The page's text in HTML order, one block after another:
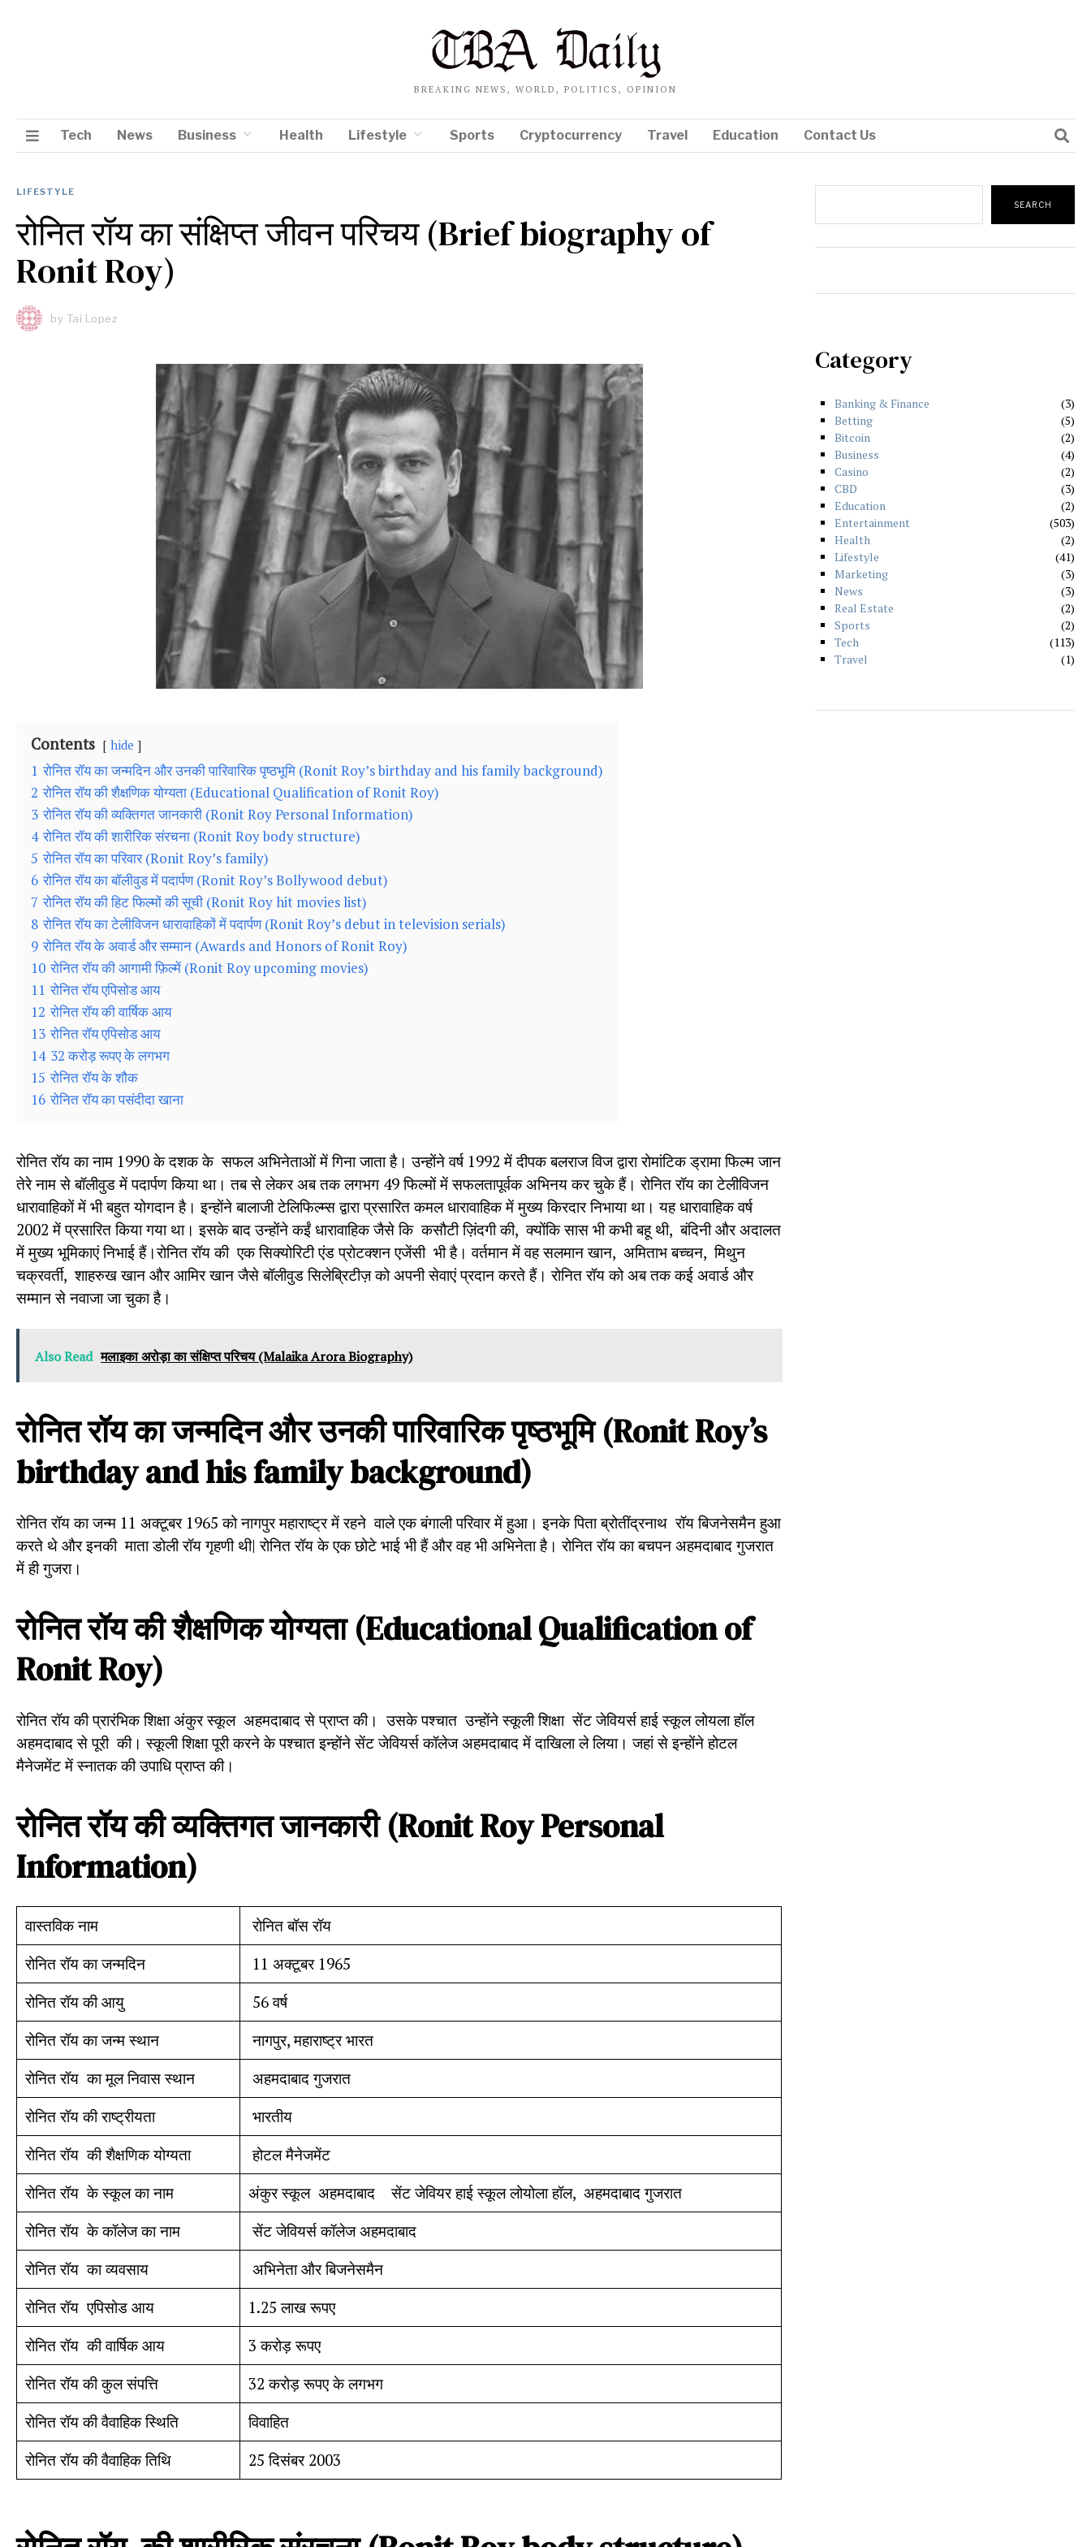
BREAKING NEWS, WORLD, POLITICS, OPINION
Tech News Business Health Lifestyle Sports Cryptocurrency Travel Education Contact Us
LIFESTYLE
रोनित रॉय का संक्षिप्त जीवन परिचय (Brief biography of
Ronit Roy)
by Tai Lopez
Contents hide
1 रोनित रॉय का जन्मदिन और उनकी पारिवारिक पृष्ठभूमि (Ronit Roy’s birthday and his family background)
2 रोनित रॉय की शैक्षणिक योग्यता (Educational Qualification of Ronit Roy)
3 रोनित रॉय की व्यक्तिगत जानकारी (Ronit Roy Personal Information)
4 रोनित रॉय की शारीरिक संरचना (Ronit Roy body structure)
5 रोनित रॉय का परिवार (Ronit Roy’s family)
6 रोनित रॉय का बॉलीवुड में पदार्पण (Ronit Roy’s Bollywood debut)
7 रोनित रॉय की हिट फिल्मों की सूची (Ronit Roy hit movies list)
8 रोनित रॉय का टेलीविजन धारावाहिकों में पदार्पण (Ronit Roy’s debut in television serials)
9 रोनित रॉय के अवार्ड और सम्मान (Awards and Honors of Ronit Roy)
10 रोनित रॉय की आगामी फ़िल्में (Ronit Roy upcoming movies)
11 रोनित रॉय एपिसोड आय
12 रोनित रॉय की वार्षिक आय
13 रोनित रॉय एपिसोड आय
14 32 करोड़ रूपए के लगभग
15 रोनित रॉय के शौक
16 रोनित रॉय का पसंदीदा खाना
रोनित रॉय का नाम 1990 के दशक के सफल अभिनेताओं में गिना जाता है। उन्होंने वर्ष 1992 में दीपक बलराज विज द्वारा रोमांटिक ड्रामा फिल्म जान
तेरे नाम से बॉलीवुड में पदार्पण किया था। तब से लेकर अब तक लगभग 49 फिल्मों में सफलतापूर्वक अभिनय कर चुके हैं। रोनित रॉय का टेलीविजन
धारावाहिकों में भी बहुत योगदान है। इन्होंने बालाजी टेलिफिल्म्स द्वारा प्रसारित कमल धारावाहिक में मुख्य किरदार निभाया था। यह धारावाहिक वर्ष
2002 में प्रसारित किया गया था। इसके बाद उन्होंने कईं धारावाहिक जैसे कि कसौटी ज़िंदगी की, क्योंकि सास भी कभी बहू थी, बंदिनी और अदालत
में मुख्य भूमिकाएं निभाई हैं।रोनित रॉय की एक सिक्योरिटी एंड प्रोटक्शन एजेंसी भी है। वर्तमान में वह सलमान खान, अमिताभ बच्चन, मिथुन
चक्रवर्ती, शाहरुख खान और आमिर खान जैसे बॉलीवुड सिलेब्रिटीज़ को अपनी सेवाएं प्रदान करते हैं। रोनित रॉय को अब तक कई अवार्ड और
सम्मान से नवाजा जा चुका है।
Also Read मलाइका अरोड़ा का संक्षिप्त परिचय (Malaika Arora Biography)
रोनितरॉयकाजन्मदिनऔरउनकीपारिवारिकपृष्ठभूमि(Ronit Roy’s
birthday and his family background)
रोनित रॉय का जन्म 11 अक्टूबर 1965 को नागपुर महाराष्ट्र में रहने वाले एक बंगाली परिवार में हुआ। इनके पिता ब्रोतींद्रनाथ रॉय बिजनेसमैन हुआ
करते थे और इनकी माता डोली रॉय गृहणी थी| रोनित रॉय के एक छोटे भाई भी हैं और वह भी अभिनेता है। रोनित रॉय का बचपन अहमदाबाद गुजरात
में ही गुजरा।
रोनितरॉयकीशैक्षणिकयोग्यता(Educational Qualification of
Ronit Roy)
रोनित रॉय की प्रारंभिक शिक्षा अंकुर स्कूल अहमदाबाद से प्राप्त की। उसके पश्चात उन्होंने स्कूली शिक्षा सेंट जेवियर्स हाई स्कूल लोयला हॉल
अहमदाबाद से पूरी की। स्कूली शिक्षा पूरी करने के पश्चात इन्होंने सेंट जेवियर्स कॉलेज अहमदाबाद में दाखिला ले लिया। जहां से इन्होंने होटल
मैनेजमेंट में स्नातक की उपाधि प्राप्त की।
रोनितरॉयकीव्यक्तिगतजानकारी(Ronit Roy Personal
Information)
वास्तविक नाम
रोनित बॉस रॉय
रोनित रॉय का जन्मदिन
11 अक्टूबर 1965
रोनित रॉय की आयु
56 वर्ष
रोनित रॉय का जन्म स्थान
नागपुर, महाराष्ट्र भारत
रोनित रॉय का मूल निवास स्थान
अहमदाबाद गुजरात
रोनित रॉय की राष्ट्रीयता
भारतीय
रोनित रॉय की शैक्षणिक योग्यता
होटल मैनेजमेंट
रोनित रॉय के स्कूल का नाम
अंकुर स्कूल अहमदाबाद सेंट जेवियर हाई स्कूल लोयोला हॉल, अहमदाबाद गुजरात
रोनित रॉय के कॉलेज का नाम
सेंट जेवियर्स कॉलेज अहमदाबाद
रोनित रॉय का व्यवसाय
अभिनेता और बिजनेसमैन
रोनित रॉय एपिसोड आय
1.25 लाख रूपए
रोनित रॉय की वार्षिक आय
3 करोड़ रूपए
रोनित रॉय की कुल संपत्ति
32 करोड़ रूपए के लगभग
रोनित रॉय की वैवाहिक स्थिति
विवाहित
रोनित रॉय की वैवाहिक तिथि
25 दिसंबर 2003
SEARCH
Category
Banking & Finance
3
Betting
5
Bitcoin
2
Business
4
Casino
2
CBD
3
Education
2
Entertainment
503
Health
2
Lifestyle
41
Marketing
3
News
3
Real Estate
2
Sports
2
Tech
113
Travel
1